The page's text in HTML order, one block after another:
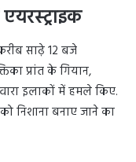
साढ़े 12 बजे
प्रांत के गियान,
इलाकों में हमले किए.
निशाना बनाए जाने का